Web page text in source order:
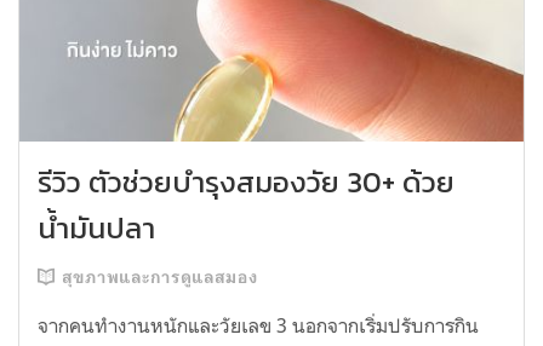
รีวิว ตัวช่วยบำรุงสมองวัย 30+ ด้วย
น้ำมันปลา
สุขภาพและการดูแลสมอง
จากคนทำงานหนักและวัยเลข 3 นอกจากเริ่มปรับการกิน